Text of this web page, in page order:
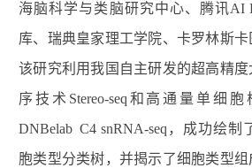
海脑科学与类脑研究中心、腾讯AI
库、瑞典皇家理工学院、卡罗林斯卡
该研究利用我国自主研发的超高精度
序技术Stereo-seq和高通量单细
DNBelab C4 snRNA-seq，成功绘
胞类型分类树，并揭示了细胞类型